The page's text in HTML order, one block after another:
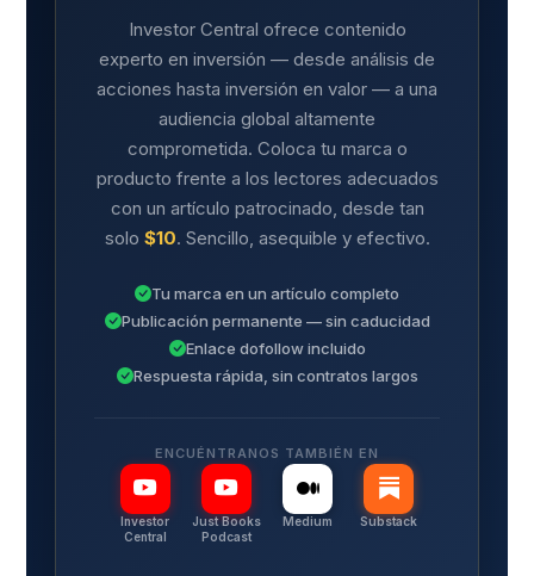
Investor Central ofrece contenido
experto en inversión — desde análisis de
acciones hasta inversión en valor — a una
audiencia global altamente
comprometida. Coloca tu marca o
producto frente a los lectores adecuados
con un artículo patrocinado, desde tan
solo $10. Sencillo, asequible y efectivo.
Tu marca en un artículo completo
Publicación permanente — sin caducidad
Enlace dofollow incluido
Respuesta rápida, sin contratos largos
ENCUÉNTRANOS TAMBIÉN EN
Investor
Central
Just Books
Podcast
Medium Substack